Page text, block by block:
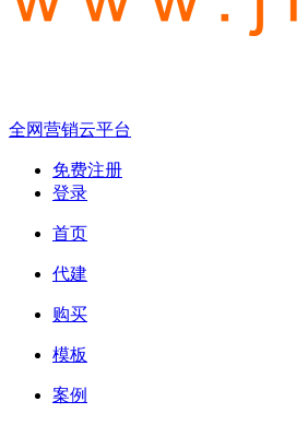
全网营销云平台
免费注册
登录
首页
代建
购买
模板
案例